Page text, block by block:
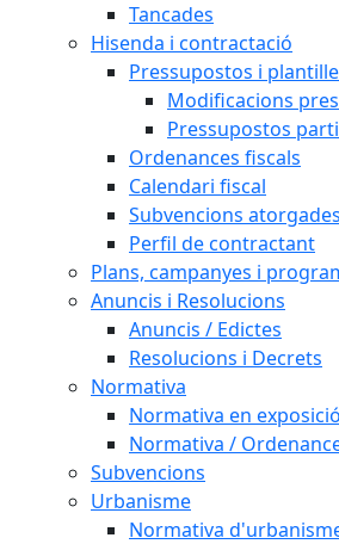
Tancades
Hisenda i contractació
Pressupostos i
Modificacions
Pressupostos
Ordenances fiscals
Calendari fiscal
Subvencions atorgades
Perfil de contractant
Plans, campanyes i
Anuncis i Resolucions
Anuncis / Edictes
Resolucions i Decrets
Normativa
Normativa en
Normativa /
Subvencions
Urbanisme
Normativa